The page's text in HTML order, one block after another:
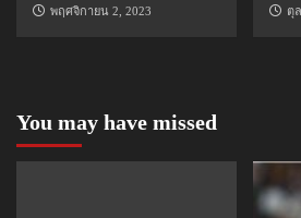
พฤศจิกายน 2, 2023
ตุ
You may have missed